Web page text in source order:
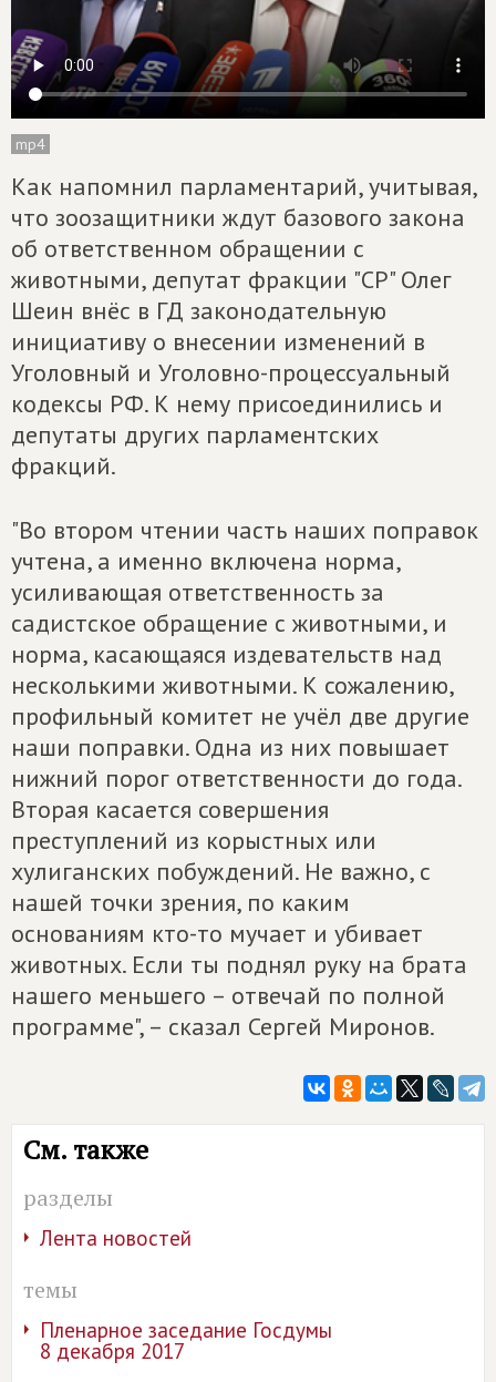
mp4
Как напомнил парламентарий, учитывая,
что зоозащитники ждут базового закона
об ответственном обращении с
животными, депутат фракции "СР" Олег
Шеин внёс в ГД законодательную
инициативу о внесении изменений в
Уголовный и Уголовно-процессуальный
кодексы РФ. К нему присоединились и
депутаты других парламентских
фракций.
"Во втором чтении часть наших поправок
учтена, а именно включена норма,
усиливающая ответственность за
садистское обращение с животными, и
норма, касающаяся издевательств над
несколькими животными. К сожалению,
профильный комитет не учёл две другие
наши поправки. Одна из них повышает
нижний порог ответственности до года.
Вторая касается совершения
преступлений из корыстных или
хулиганских побуждений. Не важно, с
нашей точки зрения, по каким
основаниям кто-то мучает и убивает
животных. Если ты поднял руку на брата
нашего меньшего – отвечай по полной
программе", – сказал Сергей Миронов.
См. также
разделы
Лента новостей
темы
Пленарное заседание Госдумы
8 декабря 2017